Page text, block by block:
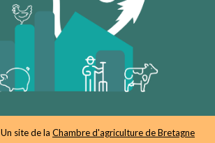
Un site de la Chambre d'agriculture de Bretagne